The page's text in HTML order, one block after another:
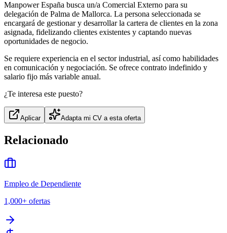
Manpower España busca un/a Comercial Externo para su
delegación de Palma de Mallorca. La persona seleccionada se
encargará de gestionar y desarrollar la cartera de clientes en la zona
asignada, fidelizando clientes existentes y captando nuevas
oportunidades de negocio.
Se requiere experiencia en el sector industrial, así como habilidades
en comunicación y negociación. Se ofrece contrato indefinido y
salario fijo más variable anual.
¿Te interesa este puesto?
Aplicar Adapta mi CV a esta oferta
Relacionado
Empleo de Dependiente
1,000+ ofertas